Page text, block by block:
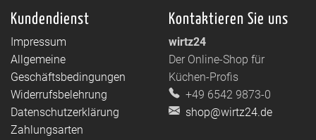
Kundendienst
Impressum
Allgemeine
Geschäftsbedingungen
Widerrufsbelehrung
Datenschutzerklärung
Zahlungsarten
Kontaktieren Sie uns
wirtz24
Der Online-Shop für
Küchen-Profis
+49 6542 9873-0
shop@wirtz24.de